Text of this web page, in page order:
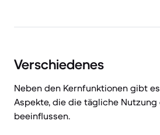
Verschiedenes
Neben den Kernfunktionen gibt
Aspekte, die die tägliche
beeinflussen.